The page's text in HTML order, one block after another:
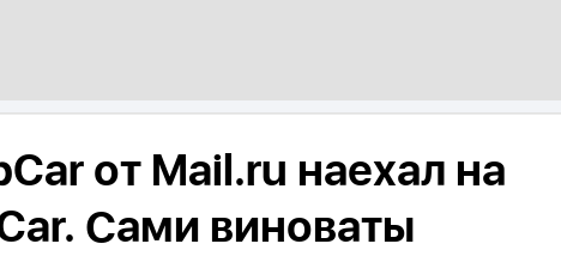
от Mail.ru наехал на
Сами виноваты